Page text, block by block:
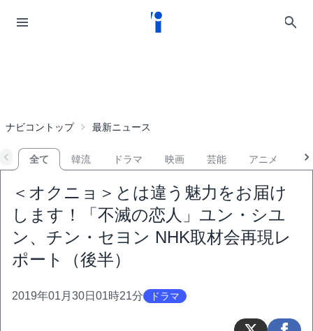
ナビコントップ 最新ニュース
全て 韓流 ドラマ 映画 芸能 アニメ
＜オクニョ＞とは違う魅力をお届け
します！「不滅の恋人」ユン・シユ
ン、チン・セヨン NHK取材会再現レ
ポート（後半）
2019年01月30日01時21分 ドラマ